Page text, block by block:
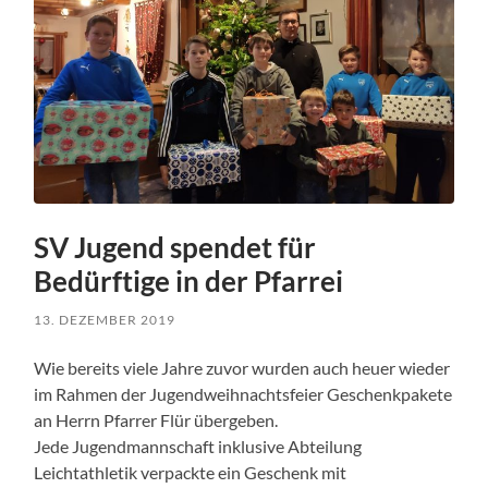
SV Jugend spendet für
Bedürftige in der Pfarrei
13. DEZEMBER 2019
Wie bereits viele Jahre zuvor wurden auch heuer wieder
im Rahmen der Jugendweihnachtsfeier Geschenkpakete
an Herrn Pfarrer Flür übergeben.
Jede Jugendmannschaft inklusive Abteilung
Leichtathletik verpackte ein Geschenk mit